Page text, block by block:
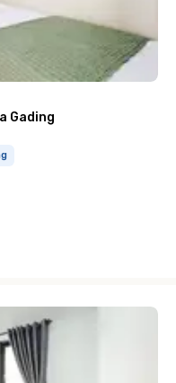
Gading